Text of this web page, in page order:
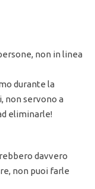
non in linea
durante la
non servono a
eliminarle!
davvero
non puoi farle